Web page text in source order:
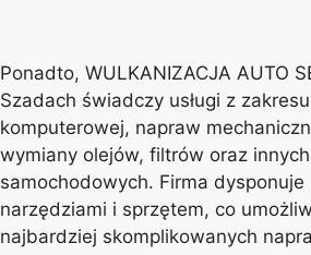
Ponadto, WULKANIZACJA AUTO
Szadach świadczy usługi z
komputerowej, napraw
wymiany olejów, filtrów oraz
samochodowych. Firma dysponuje
narzędziami i sprzętem, co
najbardziej skomplikowanych